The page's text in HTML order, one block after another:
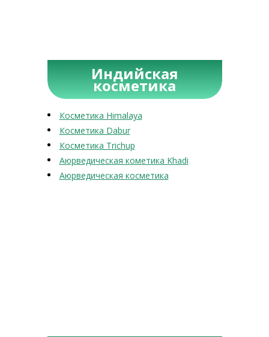
Индийская
косметика
Косметика Himalaya
Косметика Dabur
Косметика Trichup
Аюрведическая кометика Khadi
Аюрведическая косметика